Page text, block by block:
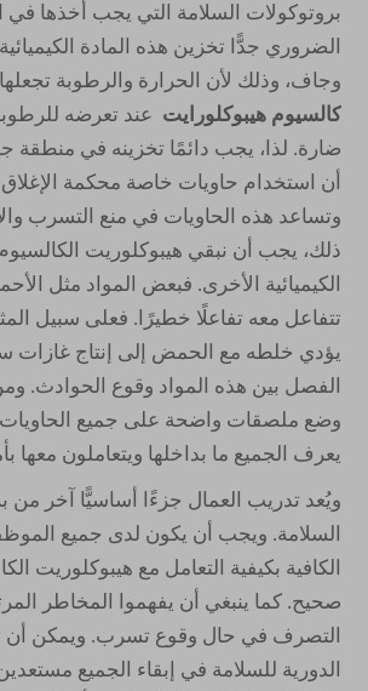
بروتوكولات السلامة التي يجب أخذها في
الضروري جدًّا تخزين هذه المادة
وجاف، وذلك لأن الحرارة والرطوبة
كالسيوم هيبوكلورايت عند تعرضه
ضارة. لذا، يجب دائمًا تخزينه في منطقة
أن استخدام حاويات خاصة محكمة
وتساعد هذه الحاويات في منع التسرب
ذلك، يجب أن نبقي هيبوكلوريت
الكيميائية الأخرى. فبعض المواد مثل
تتفاعل معه تفاعلًا خطيرًا. فعلى سبيل
يؤدي خلطه مع الحمض إلى إنتاج غازات
الفصل بين هذه المواد وقوع الحوادث.
وضع ملصقات واضحة على جميع الحاويات.
يعرف الجميع ما بداخلها ويتعاملون معها
ويُعد تدريب العمال جزءًا أساسيًّا آخر من
السلامة. ويجب أن يكون لدى جميع
الكافية بكيفية التعامل مع هيبوكلوريت
صحيح. كما ينبغي أن يفهموا المخاطر
التصرف في حال وقوع تسرب. ويمكن أن
الدورية للسلامة في إبقاء الجميع